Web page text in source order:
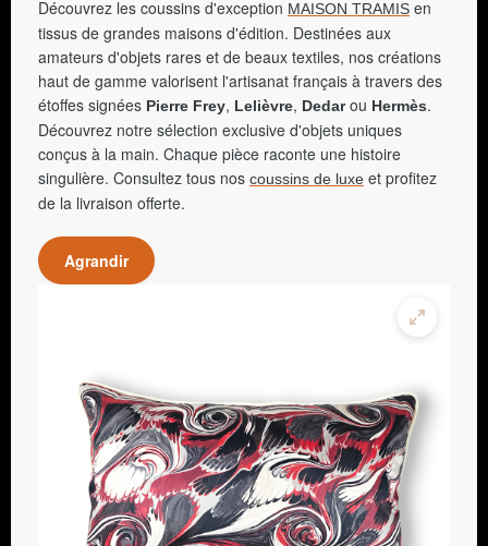
Découvrez les coussins d'exception MAISON TRAMIS en
tissus de grandes maisons d'édition. Destinées aux
amateurs d'objets rares et de beaux textiles, nos créations
haut de gamme valorisent l'artisanat français à travers des
étoffes signées Pierre Frey, Lelièvre, Dedarou Hermès.
Découvrez notre sélection exclusive d'objets uniques
conçus à la main. Chaque pièce raconte une histoire
singulière. Consultez tous nos coussins de luxe et profitez
de la livraison offerte.
Agrandir